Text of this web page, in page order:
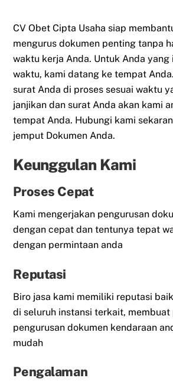
CV Obet Cipta Usaha siap
mengurus dokumen penting tanpa
waktu kerja Anda. Untuk Anda yang
waktu, kami datang ke tempat
surat Anda di proses sesuai waktu
janjikan dan surat Anda akan kami
tempat Anda. Hubungi kami
jemput Dokumen Anda.
Keunggulan Kami
Proses Cepat
Kami mengerjakan pengurusan
dengan cepat dan tentunya tepat
dengan permintaan anda
Reputasi
Biro jasa kami memiliki reputasi
di seluruh instansi terkait, membuat
pengurusan dokumen kendaraan
mudah
Pengalaman